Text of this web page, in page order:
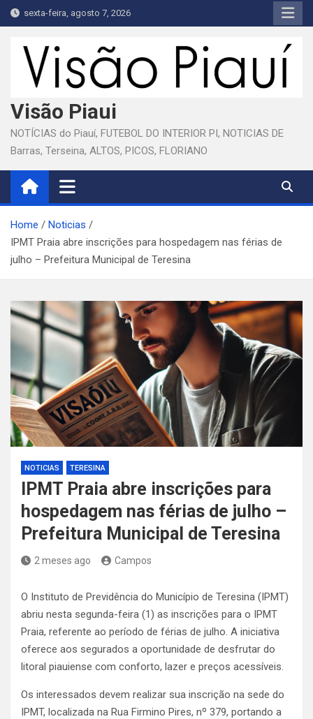
Skip
to
sexta-feira, agosto 7, 2026
Visão Piaui
NOTÍCIAS do Piauí, FUTEBOL DO INTERIOR PI, NOTICIAS DE
Barras, Terseina, ALTOS, PICOS, FLORIANO
Home
Noticias
IPMT Praia abre inscrições para hospedagem nas férias de
julho – Prefeitura Municipal de Teresina
NOTICIAS TERESINA
IPMT Praia abre inscrições para
hospedagem nas férias de julho –
Prefeitura Municipal de Teresina
2 meses ago Campos
O Instituto de Previdência do Município de Teresina (IPMT)
abriu nesta segunda-feira (1) as inscrições para o IPMT
Praia, referente ao período de férias de julho. A iniciativa
oferece aos segurados a oportunidade de desfrutar do
litoral piauiense com conforto, lazer e preços acessíveis.
Os interessados devem realizar sua inscrição na sede do
IPMT, localizada na Rua Firmino Pires, nº 379, portando a